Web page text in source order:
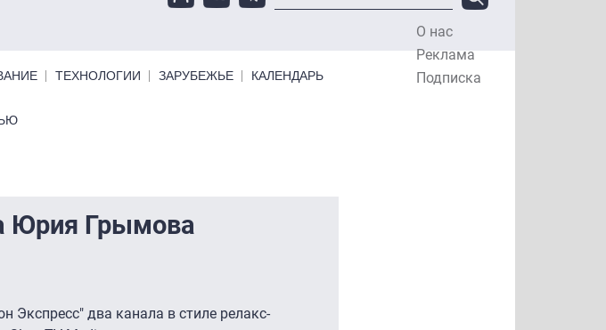
О нас
Реклама
Подписка
ТЕХНОЛОГИИ ЗАРУБЕЖЬЕ КАЛЕНДАРЬ
Юрия Грымова
Экспресс" два канала в стиле релакс-